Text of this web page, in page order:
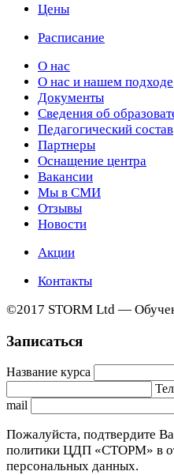
Цены
Расписание
О нас
О нас и нашем подходе
Документы
Сведения об
Педагогический состав
Партнеры
Оснащение центра
Вакансии
Мы в СМИ
Отзывы
Новости
Акции
Контакты
©2017 STORM Ltd —
Записаться
Название курса
mail
Пожалуйста, подтвердите
политики ЦДП «СТОРМ» в
персональных данных.